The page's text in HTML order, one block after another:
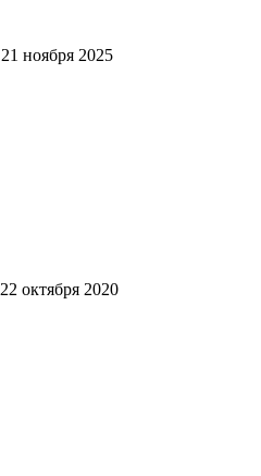
21 ноября 2025
22 октября 2020